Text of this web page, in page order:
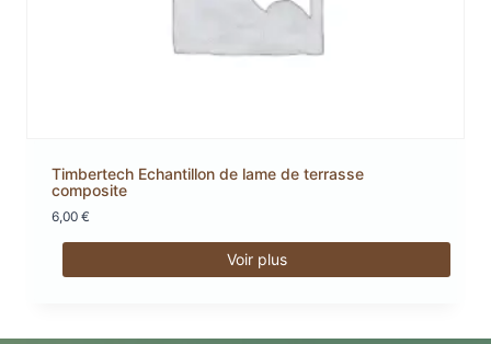
Timbertech Echantillon de lame de terrasse
composite
6,00 €
Voir plus